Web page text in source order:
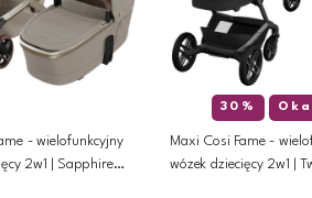
- wielofunkcyjny
2w1 | Sapphire
30%
Maxi Cosi Fame -
wózek dziecięcy 2w1 |